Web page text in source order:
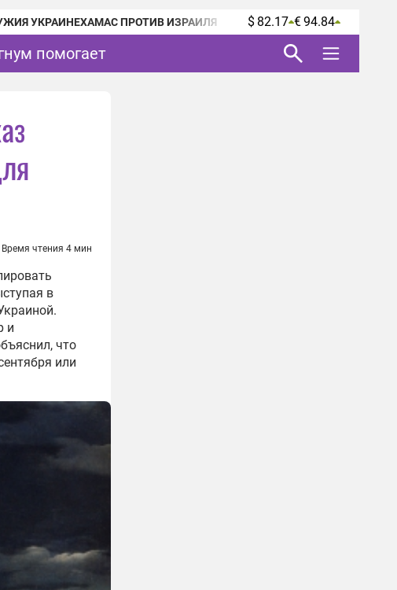
УКРАИНЕХАМАС ПРОТИВ ИЗРАИЛЯ $ 82.17 € 94.84
помогает
Время чтения 4 мин
в
и
что
или